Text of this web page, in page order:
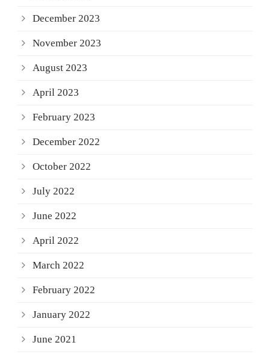
December 2023
November 2023
August 2023
April 2023
February 2023
December 2022
October 2022
July 2022
June 2022
April 2022
March 2022
February 2022
January 2022
June 2021